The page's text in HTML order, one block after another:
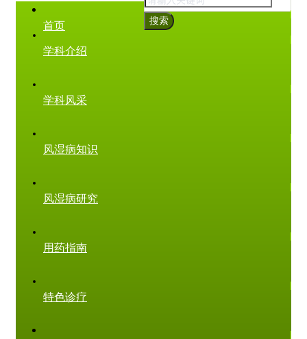
搜索
首页
学科介绍
学科风采
风湿病知识
风湿病研究
用药指南
特色诊疗